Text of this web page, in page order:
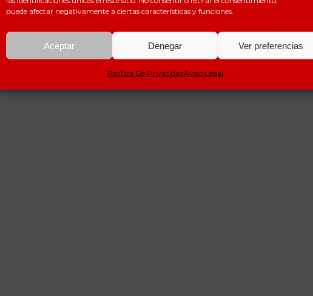
puede afectar negativamente a ciertas características y funciones.
Aceptar Denegar Ver preferencias
Política De PrivacidadAviso Legal